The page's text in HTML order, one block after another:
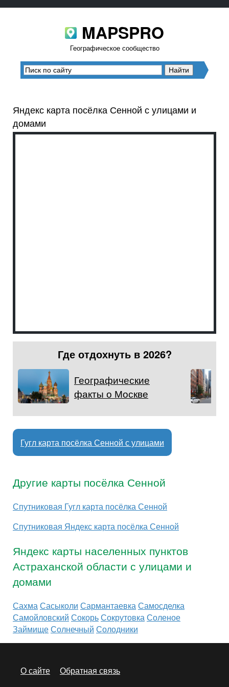
MAPSPRO
Географическое сообщество
Яндекс карта посёлка Сенной с улицами и
домами
Где отдохнуть в 2026?
Географические
факты о Москве
Гугл карта посёлка Сенной с улицами
Другие карты посёлка Сенной
Спутниковая Гугл карта посёлка Сенной
Спутниковая Яндекс карта посёлка Сенной
Яндекс карты населенных пунктов
Астраханской области с улицами и
домами
Сахма Сасыколи Сармантаевка Самосделка
Самойловский СокорьСокрутовка Соленое
ЗаймищеСолнечный Солодники
О сайте
Обратная связь